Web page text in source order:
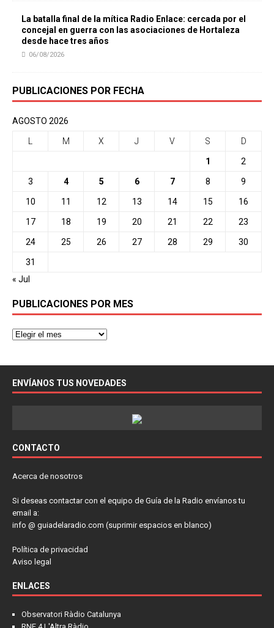
La batalla final de la mítica Radio Enlace: cercada por el
concejal en guerra con las asociaciones de Hortaleza
desde hace tres años
06/08/2026
PUBLICACIONES POR FECHA
AGOSTO 2026
M X J V S D
1 2
3 4 5 6 7 8 9
10 11 12 13 14 15 16
17 18 19 20 21 22 23
24 25 26 27 28 29 30
31
« Jul
PUBLICACIONES POR MES
ENVÍANOS TUS NOVEDADES
CONTACTO
Acerca de nosotros
Si deseas contactar con el equipo de Guía de la Radio envíanos tu
email a:
info @ guiadelaradio.com (suprimir espacios en blanco)
Política de privacidad
Aviso legal
ENLACES
Observatori Ràdio Catalunya